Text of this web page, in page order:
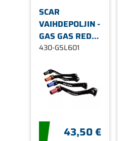
SCAR
VAIHDEPOLJIN -
GAS GAS RED
TIP
430-GSL601
43,50 €